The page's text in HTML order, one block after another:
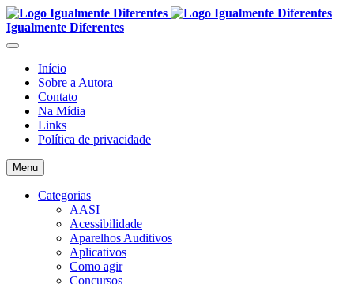
Igualmente Diferentes
Início
Sobre a Autora
Contato
Na Mídia
Links
Política de privacidade
Menu
Categorias
AASI
Acessibilidade
Aparelhos Auditivos
Aplicativos
Como agir
Concursos